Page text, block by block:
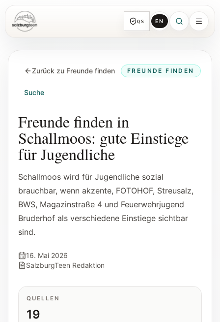
SalzburgTeen QS EN
Alle Themen-Rubriken mit repräsentativen
Von jeder Seite direkt zur nächsten
brauchbaren Spur.
Jugendrelevante Termine, Schnupperstunden
und geprüfte Einreichungen.
Tools
Interaktive Planer und schnelle
Zurück zu Freunde finden FREUNDE FINDEN
Suche
Freunde finden in
Schallmoos: gute Einstiege
für Jugendliche
Schallmoos wird für Jugendliche sozial
brauchbar, wenn akzente, FOTOHOF, Streusalz,
BWS, Magazinstraße 4 und Feuerwehrjugend
Bruderhof als verschiedene Einstiege sichtbar
sind.
16. Mai 2026
SalzburgTeen Redaktion
QUELLEN
19